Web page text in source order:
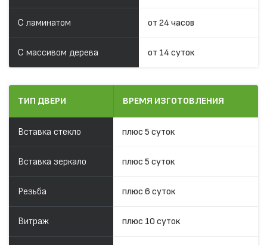
С ламинатом от 24 часов
С массивом дерева от 14 суток
ТИП ДВЕРИ ВРЕМЯ ИЗГОТОВЛЕНИЯ
Вставка стекло плюс 5 суток
Вставка зеркало плюс 5 суток
Резьба плюс 6 суток
Витраж плюс 10 суток